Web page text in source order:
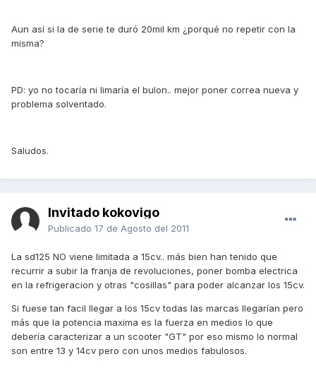
Aun así si la de serie te duró 20mil km ¿porqué no repetir con la
misma?
PD: yo no tocaría ni limaría el bulon.. mejor poner correa nueva y
problema solventado.
Saludos.
Invitado kokovigo
Publicado 17 de Agosto del 2011
La sd125 NO viene limitada a 15cv.. más bien han tenido que
recurrir a subir la franja de revoluciones, poner bomba electrica
en la refrigeracion y otras "cosillas" para poder alcanzar los 15cv.
Si fuese tan facil llegar a los 15cv todas las marcas llegarían pero
más que la potencia maxima es la fuerza en medios lo que
debería caracterizar a un scooter "GT" por eso mismo lo normal
son entre 13 y 14cv pero con unos medios fabulosos.